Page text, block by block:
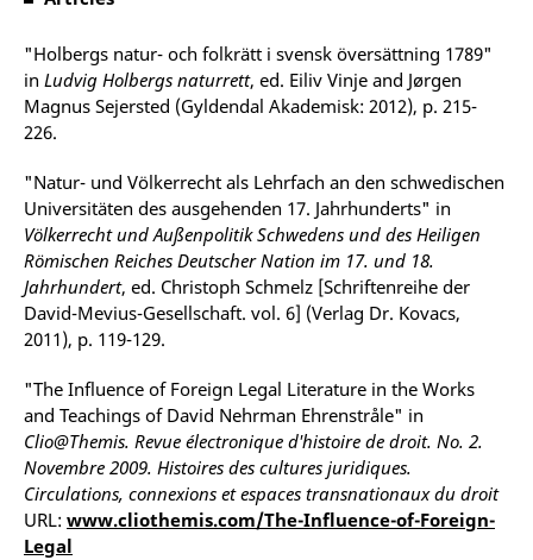
"Holbergs natur- och folkrätt i svensk översättning 1789"
in Ludvig Holbergs naturrett, ed. Eiliv Vinje and Jørgen
Magnus Sejersted (Gyldendal Akademisk: 2012), p. 215-
226.
"Natur- und Völkerrecht als Lehrfach an den schwedischen
Universitäten des ausgehenden 17. Jahrhunderts" in
Völkerrecht und Außenpolitik Schwedens und des Heiligen
Römischen Reiches Deutscher Nation im 17. und 18.
Jahrhundert, ed. Christoph Schmelz [Schriftenreihe der
David-Mevius-Gesellschaft. vol. 6] (Verlag Dr. Kovacs,
2011), p. 119-129.
"The Influence of Foreign Legal Literature in the Works
and Teachings of David Nehrman Ehrenstråle" in
Clio@Themis. Revue électronique d'histoire de droit. No. 2.
Novembre 2009. Histoires des cultures juridiques.
Circulations, connexions et espaces transnationaux du droit
URL: www.cliothemis.com/The-Influence-of-Foreign-
Legal